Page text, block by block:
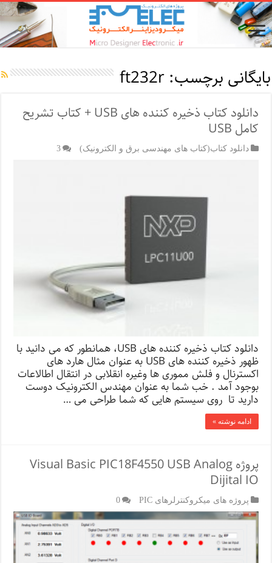
بایگانی برچسب:ft232r
دانلود کتاب ذخیره کننده های USB + کتاب تشریح
کامل USB
دانلود کتاب(کتاب های مهندسی برق و الکترونیک) 3
دانلود کتاب ذخیره کننده های USB، همانطور که می دانید با
ظهور ذخیره کننده های USB به عنوان مثال هارد های
اکسترنال و فلش مموری ها وغیره انقلابی در انتقال اطالاعات
بوجود آمد . خب شما به عنوان مهندس الکترونیک دوست
دارید تا روی سیستم هایی که شما طراحی می …
ادامه نوشته »
پروژه Visual Basic PIC18F4550 USB Analog
Dijital IO
پروژه های میکروکنترلرهای PIC 0